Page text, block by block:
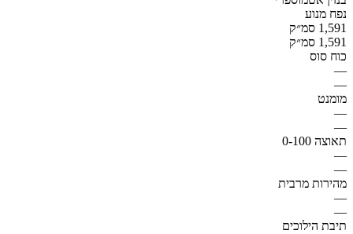
נפח מנוע
1,591 סמ״ק
1,591 סמ״ק
כוח סוס
—
—
מומנט
—
—
תאוצה 0-100
—
—
מהירות מרבית
—
—
תיבת הילוכים